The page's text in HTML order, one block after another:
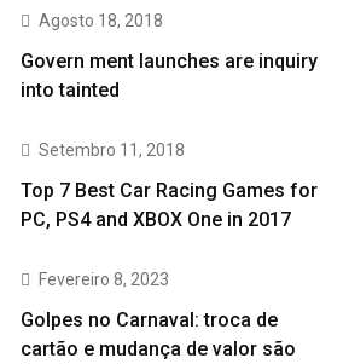
Agosto 18, 2018
Govern ment launches are inquiry
into tainted
Setembro 11, 2018
Top 7 Best Car Racing Games for
PC, PS4 and XBOX One in 2017
Fevereiro 8, 2023
Golpes no Carnaval: troca de
cartão e mudança de valor são